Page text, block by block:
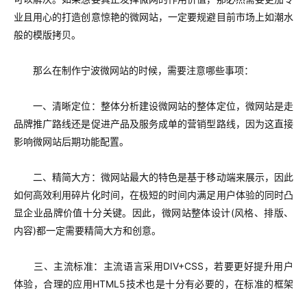
业且用心的打造创意惊艳的微网站，一定要规避目前市场上如潮水
般的模版拷贝。
那么在制作宁波微网站的时候，需要注意哪些事项：
一、清晰定位：整体分析建设微网站的整体定位，微网站是走
品牌推广路线还是促进产品及服务成单的营销型路线，因为这直接
影响微网站后期功能配置。
二、精简大方：微网站最大的特色是基于移动端来展示，因此
如何高效利用碎片化时间，在极短的时间内满足用户体验的同时凸
显企业品牌价值十分关键。因此，微网站整体设计(风格、排版、
内容)都一定需要精简大方和创意。
三、主流标准：主流语言采用DIV+CSS，若要更好提升用户
体验，合理的应用HTML5技术也是十分有必要的，在标准的框架